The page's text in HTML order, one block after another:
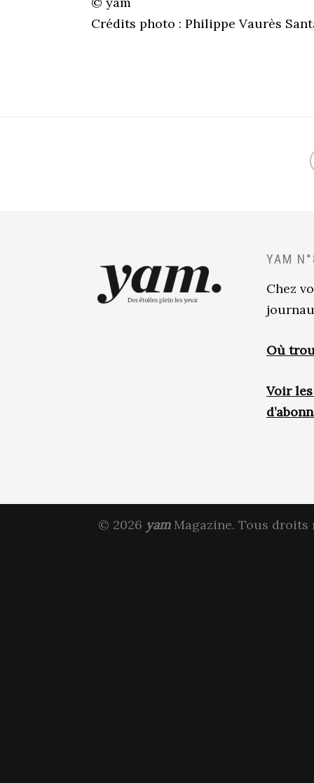
Crédits photo : Philippe Vaurès
YAM
Chez
Où
Voir
© 2026 yamMagazine. Tous droits